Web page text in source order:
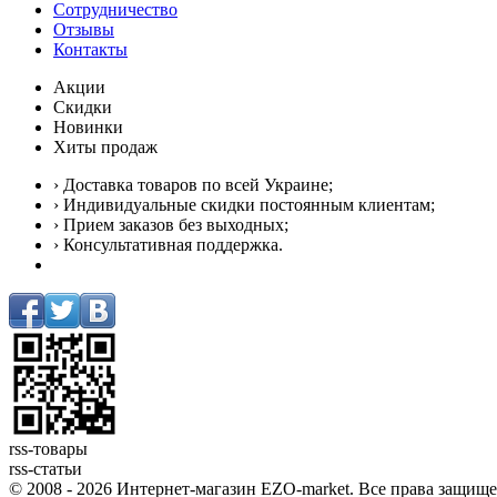
Сотрудничество
Отзывы
Контакты
Акции
Скидки
Новинки
Хиты продаж
› Доставка товаров по всей Украине;
› Индивидуальные скидки постоянным клиентам;
› Прием заказов без выходных;
› Консультативная поддержка.
rss-товары
rss-статьи
© 2008 - 2026 Интернет-магазин EZO-market. Все права